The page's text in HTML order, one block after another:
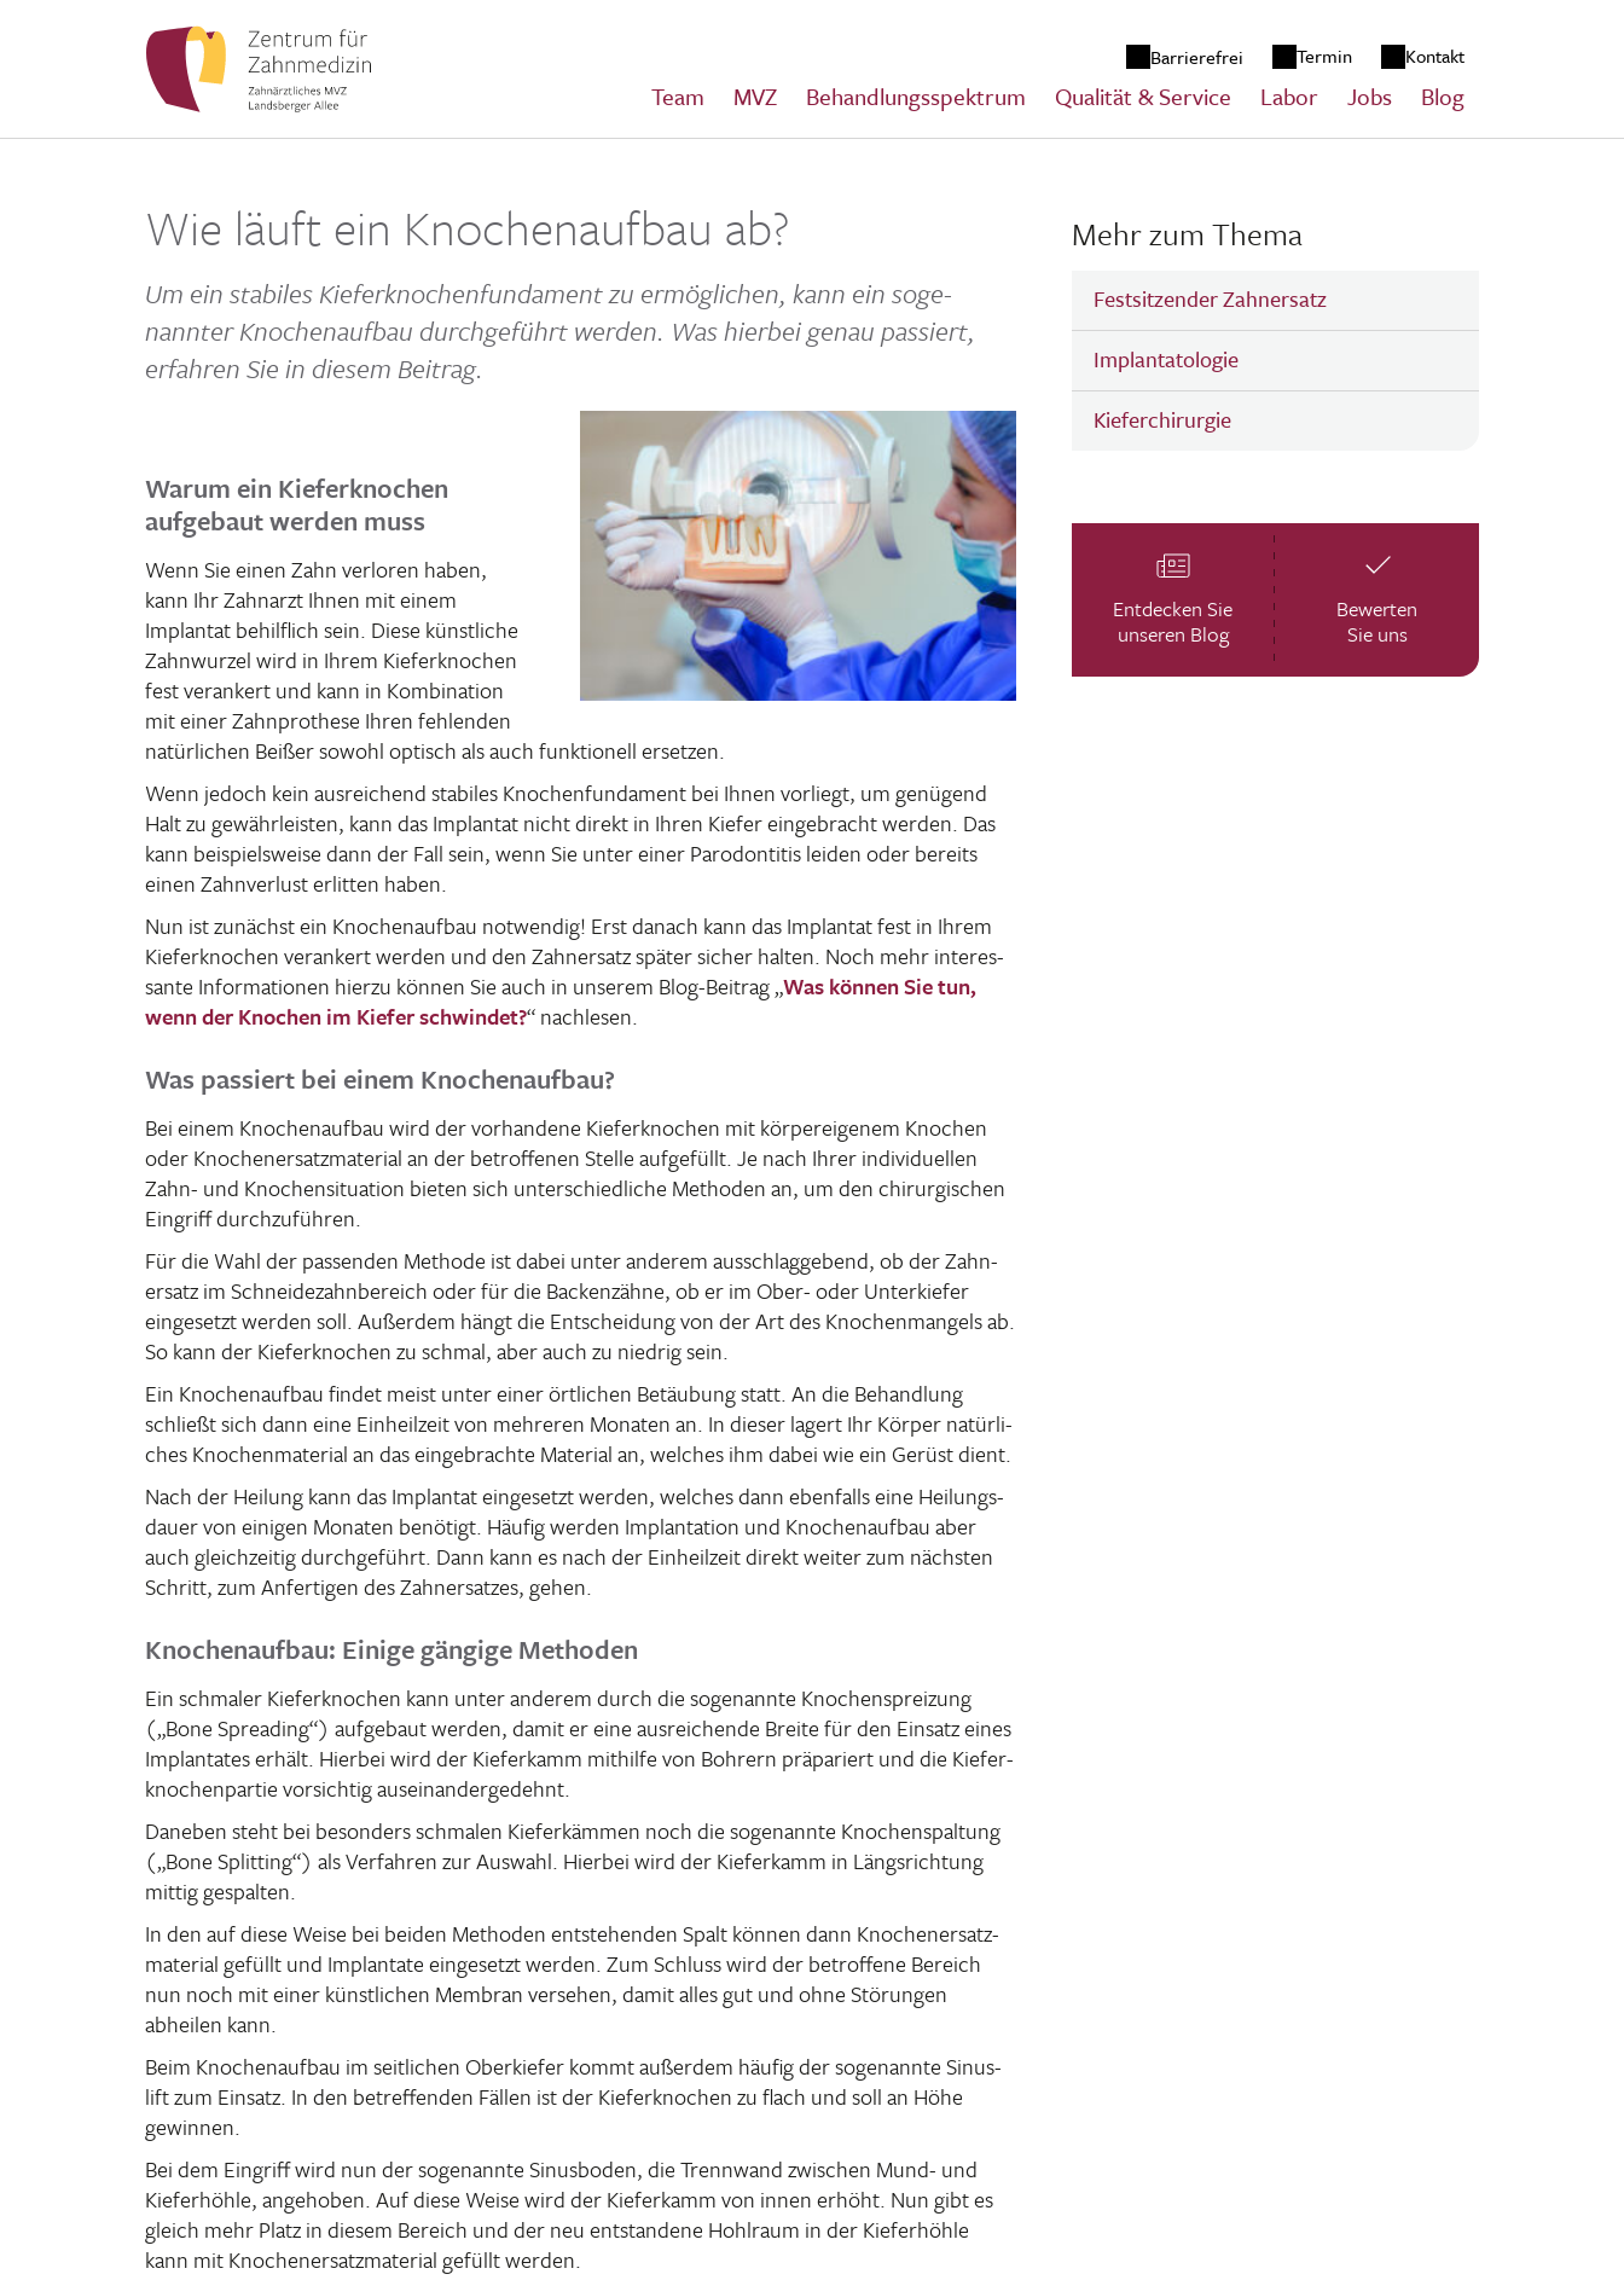
zum Inhalt springen
Barrierefrei Termin Kontakt
Team MVZ Behandlungsspektrum Qualität & Service Labor Jobs Blog
Wie läuft ein Knochenaufbau ab?
Um ein stabiles Kiefer­kno­chen­fun­da­ment zu ermög­li­chen, kann ein soge­
nannter Knochen­aufbau durch­ge­führt werden. Was hierbei genau passiert,
erfahren Sie in diesem Beitrag.
Warum ein Kieferknochen
aufgebaut werden muss
Wenn Sie einen Zahn verloren haben,
kann Ihr Zahn­arzt Ihnen mit einem
Implantat behilf­lich sein. Diese künst­liche
Zahn­wurzel wird in Ihrem Kiefer­kno­chen
fest veran­kert und kann in Kombi­na­tion
mit einer Zahn­pro­these Ihren fehlenden
natür­li­chen Beißer sowohl optisch als auch funk­tio­nell ersetzen.
Wenn jedoch kein ausrei­chend stabiles Knochen­fun­da­ment bei Ihnen vorliegt, um genü­gend
Halt zu gewähr­leisten, kann das Implantat nicht direkt in Ihren Kiefer einge­bracht werden. Das
kann beispiels­weise dann der Fall sein, wenn Sie unter einer Parodon­titis leiden oder bereits
einen Zahn­ver­lust erlitten haben.
Nun ist zunächst ein Knochen­aufbau notwendig! Erst danach kann das Implantat fest in Ihrem
Kiefer­kno­chen veran­kert werden und den Zahn­ersatz später sicher halten. Noch mehr inter­es­
sante Infor­ma­tionen hierzu können Sie auch in unserem Blog-Beitrag „Was können Sie tun,
wenn der Knochen im Kiefer schwindet?“ nach­lesen.
Was passiert bei einem Knochenaufbau?
Bei einem Knochen­aufbau wird der vorhan­dene Kiefer­kno­chen mit körper­ei­genem Knochen
oder Knochen­er­satz­ma­te­rial an der betrof­fenen Stelle aufge­füllt. Je nach Ihrer indi­vi­du­ellen
Zahn- und Knochen­si­tua­tion bieten sich unter­schied­liche Methoden an, um den chir­ur­gi­schen
Eingriff durchzuführen.
Für die Wahl der passenden Methode ist dabei unter anderem ausschlag­ge­bend, ob der Zahn­
ersatz im Schnei­de­zahn­be­reich oder für die Backen­zähne, ob er im Ober- oder Unter­kiefer
einge­setzt werden soll. Außerdem hängt die Entschei­dung von der Art des Knochen­man­gels ab.
So kann der Kiefer­kno­chen zu schmal, aber auch zu niedrig sein.
Ein Knochen­aufbau findet meist unter einer örtli­chen Betäu­bung statt. An die Behand­lung
schließt sich dann eine Einheil­zeit von mehreren Monaten an. In dieser lagert Ihr Körper natür­li­
ches Knochen­ma­te­rial an das einge­brachte Mate­rial an, welches ihm dabei wie ein Gerüst dient.
Nach der Heilung kann das Implantat einge­setzt werden, welches dann eben­falls eine Heilungs­
dauer von einigen Monaten benö­tigt. Häufig werden Implan­ta­tion und Knochen­aufbau aber
auch gleich­zeitig durch­ge­führt. Dann kann es nach der Einheil­zeit direkt weiter zum nächsten
Schritt, zum Anfer­tigen des Zahn­ersatzes, gehen.
Knochenaufbau: Einige gängige Methoden
Ein schmaler Kiefer­kno­chen kann unter anderem durch die soge­nannte Knochen­sprei­zung
(„Bone Spre­a­ding“) aufge­baut werden, damit er eine ausrei­chende Breite für den Einsatz eines
Implan­tates erhält. Hierbei wird der Kiefer­kamm mithilfe von Bohrern präpa­riert und die Kiefer­
kno­chen­partie vorsichtig auseinandergedehnt.
Daneben steht bei beson­ders schmalen Kiefer­kämmen noch die soge­nannte Knochen­spal­tung
(„Bone Split­ting“) als Verfahren zur Auswahl. Hierbei wird der Kiefer­kamm in Längs­rich­tung
mittig gespalten.
In den auf diese Weise bei beiden Methoden entste­henden Spalt können dann Knochen­er­satz­
ma­te­rial gefüllt und Implan­tate einge­setzt werden. Zum Schluss wird der betrof­fene Bereich
nun noch mit einer künst­li­chen Membran versehen, damit alles gut und ohne Störungen
abheilen kann.
Beim Knochen­aufbau im seit­li­chen Ober­kiefer kommt außerdem häufig der soge­nannte Sinus­
lift zum Einsatz. In den betref­fenden Fällen ist der Kiefer­kno­chen zu flach und soll an Höhe
gewinnen.
Bei dem Eingriff wird nun der soge­nannte Sinus­boden, die Trenn­wand zwischen Mund- und
Kiefer­höhle, ange­hoben. Auf diese Weise wird der Kiefer­kamm von innen erhöht. Nun gibt es
gleich mehr Platz in diesem Bereich und der neu entstan­dene Hohl­raum in der Kiefer­höhle
kann mit Knochen­er­satz­ma­te­rial gefüllt werden.
Mehr zum Thema
Festsitzender Zahnersatz
Implantatologie
Kieferchirurgie
Entdecken Sie
unseren Blog
Bewerten
Sie uns